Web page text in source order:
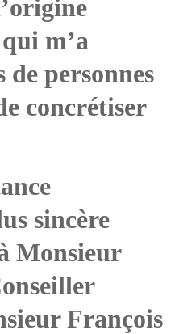
m’a
personnes
concrétiser
sincère
Monsieur
François